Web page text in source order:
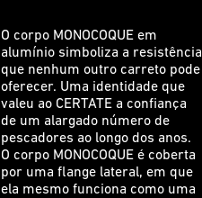
O corpo MONOCOQUE em
alumínio simboliza a resistência
que nenhum outro carreto pode
oferecer. Uma identidade que
valeu ao CERTATE a confiança
de um alargado número de
pescadores ao longo dos anos.
O corpo MONOCOQUE é coberta
por uma flange lateral, em que
ela mesmo funciona como uma